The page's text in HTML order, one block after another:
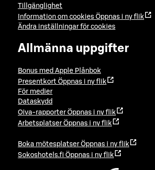
Tillgänglighet
Information om cookies Öppnas i ny flik
Ändra inställningar för cookies
Allmänna uppgifter
Bonus med Apple Plånbok
Presentkort Öppnas i ny flik
För medier
Dataskydd
Oiva-rapporter Öppnas i ny flik
Arbetsplatser Öppnas i ny flik
Boka mötesplatser Öppnas i ny flik
Sokoshotels.fi Öppnas i ny flik